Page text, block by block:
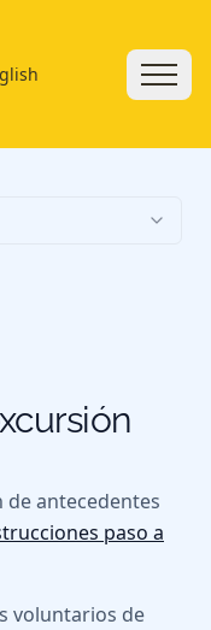
antecedentes
paso a
voluntarios de